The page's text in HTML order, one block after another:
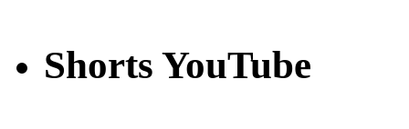
Shorts YouTube